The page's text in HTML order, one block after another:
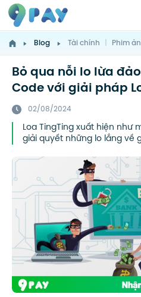
Blog Tài chính | Phim
Bỏ qua nỗi lo lừa
Code với giải pháp
02/08/2024
Loa TingTing xuất hiện như
giải quyết những lo lắng về